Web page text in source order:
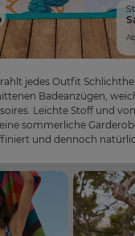
Ab
jedes Outfit
Badeanzügen,
Leichte Stoff und
sommerliche
und dennoch